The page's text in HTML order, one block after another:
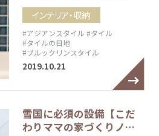
インテリア・収納
#アジアンスタイル #タイル
#タイルの目地
#ブルックリンスタイル
2019.10.21
雪国に必須の設備【こだ
わりママの家づくりノ…